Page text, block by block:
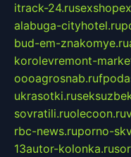
itrack-24.ru
alabuga-cityhotel.ru
bud-em-znakomye.ru
korolevremont-
oooagrosnab.ru
ukrasotki.ru
sovratili.ruolecoon.ru
rbc-news.ruporno-
13autor-kolonka.ru